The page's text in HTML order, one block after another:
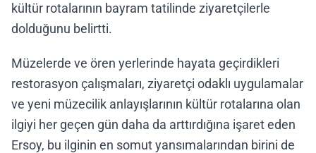
kültür rotalarının bayram tatilinde ziyaretçilerle
dolduğunu belirtti.
Müzelerde ve ören yerlerinde hayata geçirdikleri
restorasyon çalışmaları, ziyaretçi odaklı uygulamalar
ve yeni müzecilik anlayışlarının kültür rotalarına olan
ilgiyi her geçen gün daha da arttırdığına işaret eden
Ersoy, bu ilginin en somut yansımalarından birini de